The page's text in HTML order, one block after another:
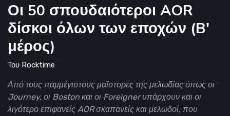
Οι 50 σπουδαιότεροι AOR
δίσκοι όλων των εποχών (B'
μέρος)
Του Rocktime
Από τους παμμέγιστους μαΐστορες της μελωδίας όπως οι
Journey, οι Boston και οι Foreigner υπάρχουν και οι
λιγότερο επιφανείς AOR σκαπανείς και μελωδοί, που